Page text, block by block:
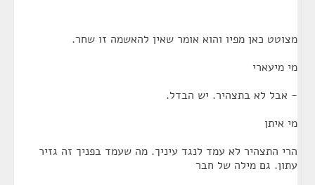
מצוטט כאן מפיו והוא אומר שאין להאשמה זו שחר.
מי מיעארי
- אבל לא בתצהיר. יש הבדל.
מי איתן
הרי התצהיר לא עמד לנגד עיניך. מה שעמד בפניך זה גזיר
עתון. גם מילה של חבר